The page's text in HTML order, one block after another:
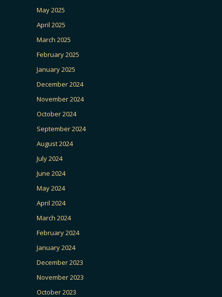
May 2025
April 2025
March 2025
February 2025
January 2025
December 2024
November 2024
October 2024
September 2024
August 2024
July 2024
June 2024
May 2024
April 2024
March 2024
February 2024
January 2024
December 2023
November 2023
October 2023